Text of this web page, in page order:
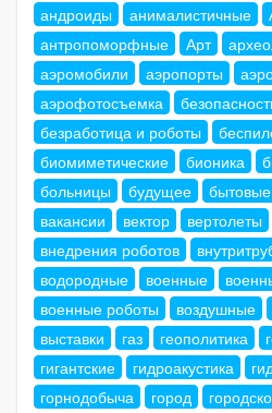
андроиды
анималистичные
антропоморфные
Арт
аэромобили
аэропорты
аэрофотосъемка
безработица и роботы
биомиметические
бионика
больницы
будущее
вакансии
вектор вертолеты
внедрения роботов
водородные
военные
военные роботы
воздушные
выставки
газ геополитика
гигантские
гидроакустика
горнодобыча
город